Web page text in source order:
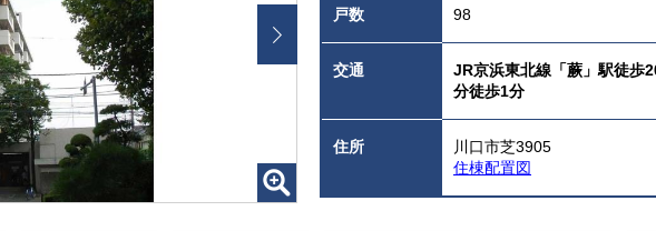
戸数 98
交通
JR京浜東北線「蕨」駅徒歩
分徒歩1分
住所
川口市芝3905
住棟配置図